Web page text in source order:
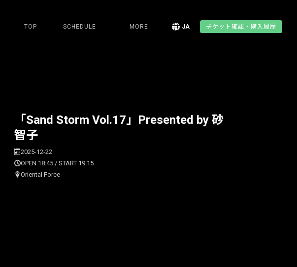
TOP SCHEDULE MORE JA チケット確認・購入履歴
「Sand Storm Vol.17」Presented by 砂
智子
2025-12-22
OPEN 18:45 / START 19:15
Oriental Force